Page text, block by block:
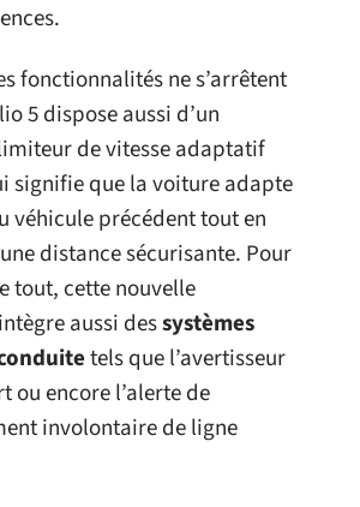
fonctionnalités ne s’arrêtent
5 dispose aussi d’un
de vitesse adaptatif
signifie que la voiture adapte
véhicule précédent tout en
distance sécurisante. Pour
tout, cette nouvelle
aussi dessystèmes
tels que l’avertisseur
ou encore l’alerte de
involontaire de ligne